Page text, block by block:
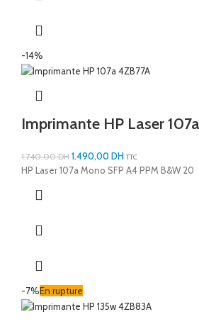
-14%
Imprimante HP Laser
1.740,00DH 1.490,00DH TTC
HP Laser 107a Mono SFP A4 PPM B&W 20
-7%En rupture